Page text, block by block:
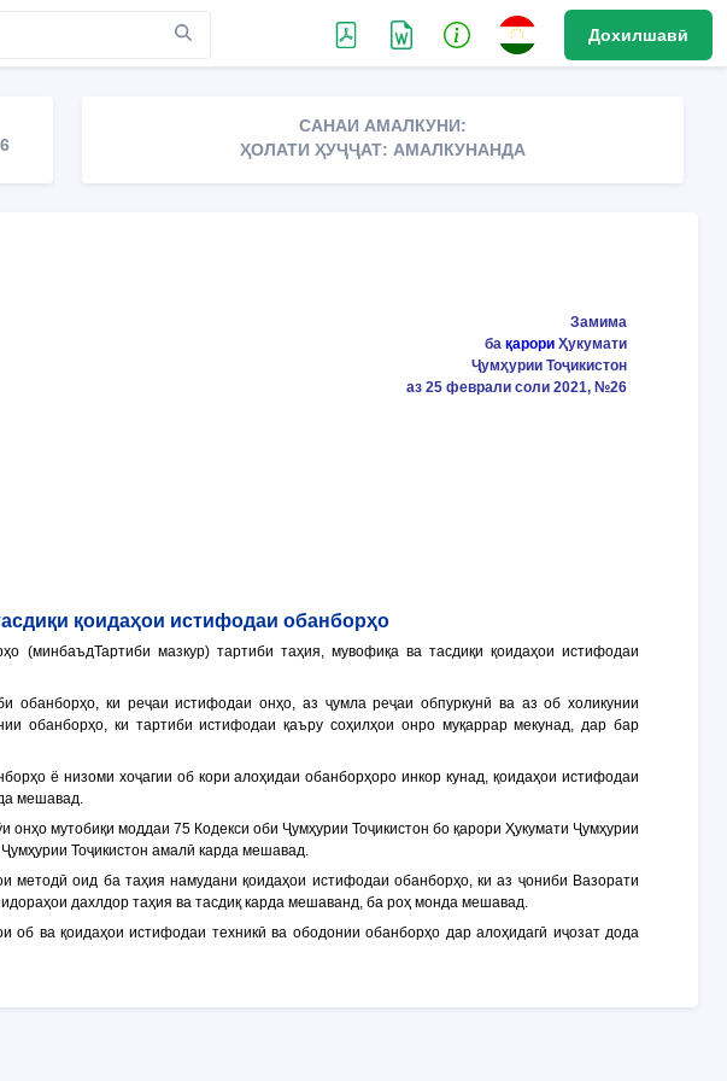
Дохилшавӣ
САНАИ АМАЛКУНИ:
ҲОЛАТИ ҲУҶҶАТ: АМАЛКУНАНДА
Замима
ба қарори Ҳукумати
Ҷумҳурии Тоҷикистон
аз 25 феврали соли 2021, №26
қоидаҳои истифодаи обанборҳо
(минбаъдТартиби мазкур) тартиби таҳия, мувофиқа ва тасдиқи қоидаҳои истифодаи
обанборҳо, ки реҷаи истифодаи онҳо, аз ҷумла реҷаи обпуркунӣ ва аз об холикунии
обанборҳо, ки тартиби истифодаи қаъру соҳилҳои онро муқаррар мекунад, дар бар
ё низоми хоҷагии об кори алоҳидаи обанборҳоро инкор кунад, қоидаҳои истифодаи
мешавад.
мутобиқи моддаи 75 Кодекси оби Ҷумҳурии Тоҷикистон бо қарори Ҳукумати Ҷумҳурии
Тоҷикистон амалӣ карда мешавад.
методӣ оид ба таҳия намудани қоидаҳои истифодаи обанборҳо, ки аз ҷониби Вазорати
дахлдор таҳия ва тасдиқ карда мешаванд, ба роҳ монда мешавад.
об ва қоидаҳои истифодаи техникӣ ва ободонии обанборҳо дар алоҳидагӣ иҷозат дода